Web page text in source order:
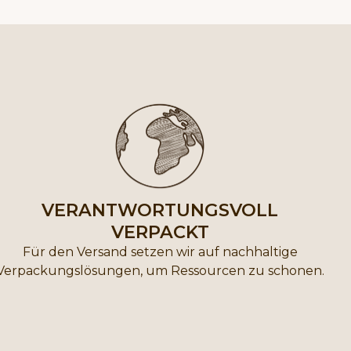
VERANTWORTUNGS­VOLL
VERPACKT
Für den Versand setzen wir auf nachhaltige
um Ressourcen zu schonen.